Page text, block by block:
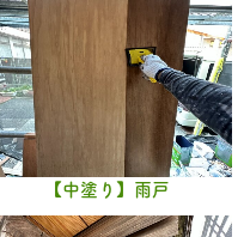
【中塗り】雨戸